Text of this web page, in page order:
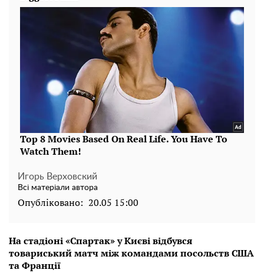
Игорь Верховский
Всі матеріали автора
Опубліковано: 20.05 15:00
На стадіоні «Спартак» у Києві відбувся
товариський матч між командами посольств США
та Франції